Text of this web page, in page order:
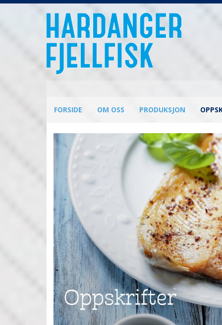
FORSIDE OM OSS PRODUKSJON